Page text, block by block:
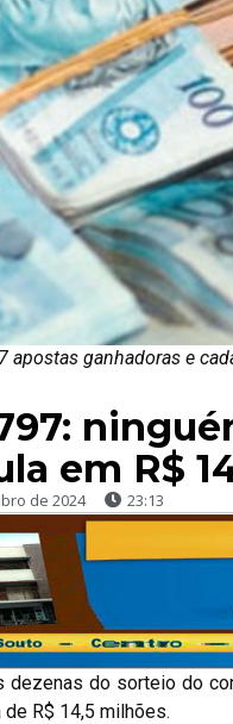
apostas ganhadoras e
em R$
de 2024 23:13
dezenas do sorteio do
R$ 14,5 milhões.